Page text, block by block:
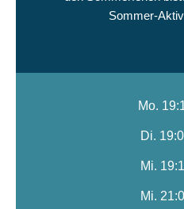
Sommer-
Mo.
Di.
Mi.
Mi.